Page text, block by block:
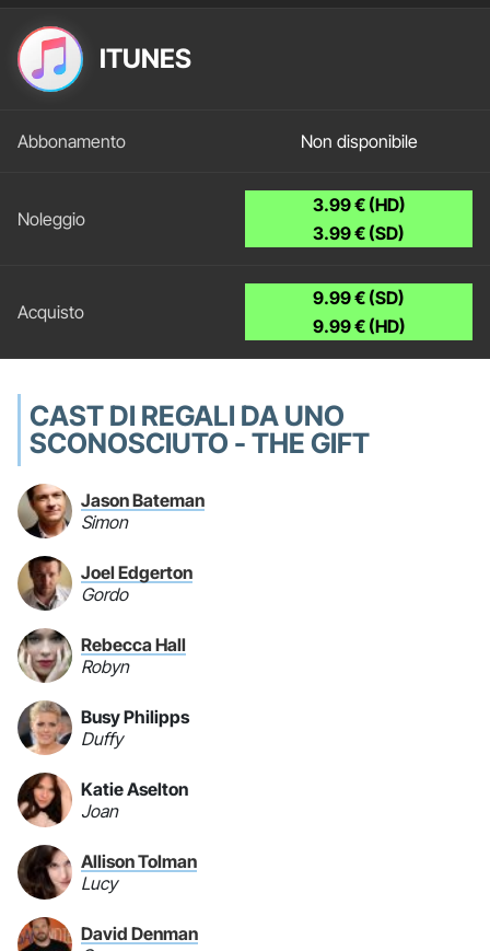
ITUNES
Non disponibile
3.99 € (HD)
3.99 € (SD)
9.99 € (SD)
9.99 € (HD)
CAST DI REGALI DA UNO
SCONOSCIUTO - THE GIFT
Jason Bateman
Simon
Joel Edgerton
Gordo
Rebecca Hall
Robyn
Busy Philipps
Duffy
Katie Aselton
Joan
Allison Tolman
Lucy
David Denman